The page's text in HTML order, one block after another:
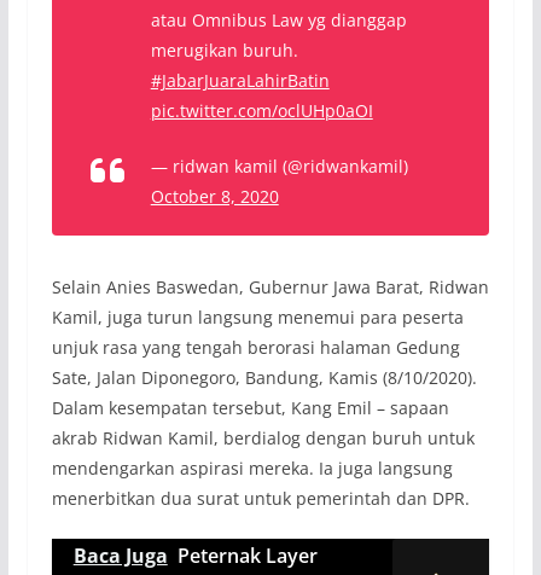
atau Omnibus Law yg dianggap
merugikan buruh.
#JabarJuaraLahirBatin
pic.twitter.com/oclUHp0aOI
— ridwan kamil (@ridwankamil)
October 8, 2020
Selain Anies Baswedan, Gubernur Jawa Barat, Ridwan
Kamil, juga turun langsung menemui para peserta
unjuk rasa yang tengah berorasi halaman Gedung
Sate, Jalan Diponegoro, Bandung, Kamis (8/10/2020).
Dalam kesempatan tersebut, Kang Emil – sapaan
akrab Ridwan Kamil, berdialog dengan buruh untuk
mendengarkan aspirasi mereka. Ia juga langsung
menerbitkan dua surat untuk pemerintah dan DPR.
Baca Juga Peternak Layer